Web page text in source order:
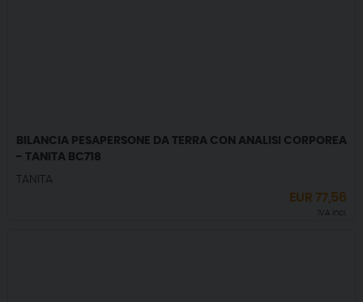
BILANCIA PESAPERSONE DA TERRA CON ANALISI CORPOREA
- TANITA BC718
TANITA
EUR77,56
IVA incl.